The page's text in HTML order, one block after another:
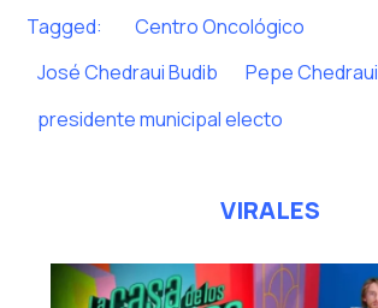
Tagged:
Centro Oncológico
José Chedraui Budib
Pepe Chedraui
presidente municipal electo
VIRALES